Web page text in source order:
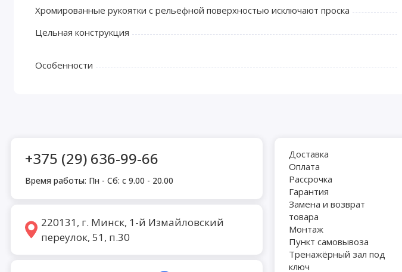
Хромированные рукоятки с рельефной поверхностью исключают проска
Цельная конструкция
Особенности
+375 (29) 636-99-66
Время работы: Пн - Сб: с 9.00 - 20.00
220131, г. Минск, 1-й Измайловский
переулок, 51, п.30
Доставка
Оплата
Рассрочка
Гарантия
Замена и возврат
товара
Монтаж
Пункт самовывоза
Тренажёрный зал под
ключ